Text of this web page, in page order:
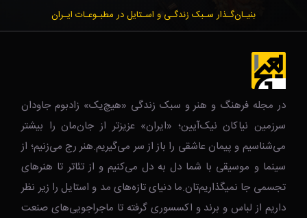
بنیـان‌گـذار سـبک زندگـی و اسـتایل در مطبـوعـات ایـران
در مجله فرهنگ و هنر و سبک زندگی‌ «هیچ‌یک» زادبوم جاودان
سرزمین نیاکان نیک‌‌‌آیین؛ «ایران» عزیزتر از جان‌مان را بیشتر
می‌شناسیم و پیمان عاشقی را باز از سر می‌گیریم.هنر رج می‌زنیم؛ از
سینما و موسیقی با شما دل به دل می‌کنیم و از تئاتر تا هنرهای
تجسمی جا نمیگذاریم‌تان.ما دنیای تازه‌های مد و استایل را زیر نظر
داریم از لباس و برند و اکسسوری گرفته تا ماجراجویی‌های صنعت